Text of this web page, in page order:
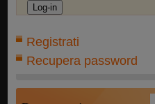
Registrati
Recupera password